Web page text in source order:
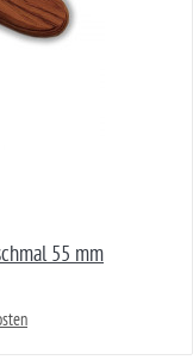
55 mm